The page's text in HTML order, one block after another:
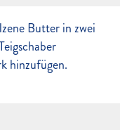
Butter in zwei
hinzufügen.